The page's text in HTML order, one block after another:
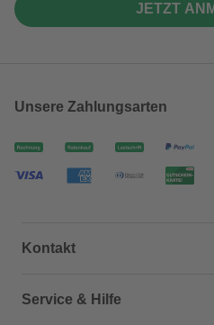
JETZT
Unsere Zahlungsarten
Kontakt
Dein Kontakt zu uns
Service & Hilfe